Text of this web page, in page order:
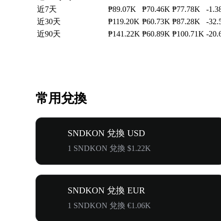
近7天
₱89.07K ₱70.46K ₱77.78K
-
近30天
₱119.20K ₱60.73K ₱87.28K
-
近90天
₱141.22K ₱60.89K ₱100.71K -
常用兌換
SNDKON 兌換 USD
1 SNDKON 兌換 $1.22K
SNDKON 兌換 EUR
1 SNDKON 兌換 €1.06K